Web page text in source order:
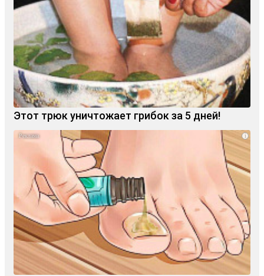
Этот трюк уничтожает грибок за 5 дней!
i